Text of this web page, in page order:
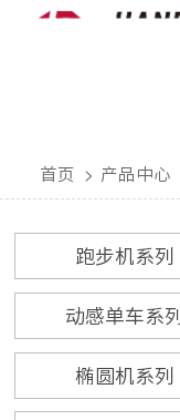
首页 > 产品中心
跑步机系列
动感单车系列
椭圆机系列